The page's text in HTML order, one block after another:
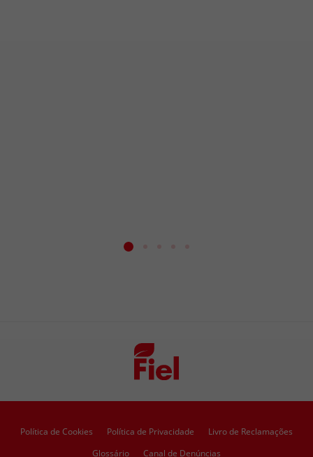
Política de Cookies Política de Privacidade
Livro de Reclamações
Glossário
Canal de Denúncias